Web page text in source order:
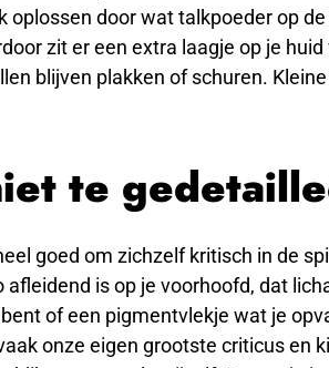
oplossen door wat talkpoeder op
zit er een extra laagje op je
blijven plakken of schuren.
te
goed om zichzelf kritisch in de
afleidend is op je voorhoofd, dat
of een pigmentvlekje wat je
onze eigen grootste criticus en